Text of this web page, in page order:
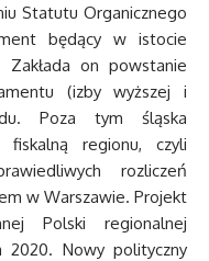
Statutu Organicznego
będący w istocie
on powstanie
(izby wyższej i
Poza tym śląska
fiskalną regionu, czyli
rozliczeń
w Warszawie. Projekt
Polski regionalnej
2020. Nowy polityczny